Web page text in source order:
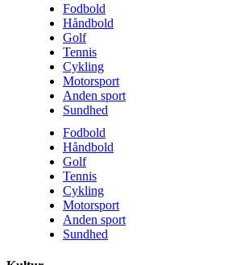
Fodbold
Håndbold
Golf
Tennis
Cykling
Motorsport
Anden sport
Sundhed
Fodbold
Håndbold
Golf
Tennis
Cykling
Motorsport
Anden sport
Sundhed